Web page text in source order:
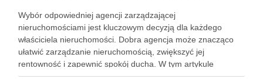
Wybór odpowiedniej agencji zarządzającej
nieruchomościami jest kluczowym decyzją dla każdego
właściciela nieruchomości. Dobra agencja może znacząco
ułatwić zarządzanie nieruchomością, zwiększyć jej
rentowność i zapewnić spokój ducha. W tym artykule
przedstawimy, jak wybrać najlepszą agencję, szczególnie w